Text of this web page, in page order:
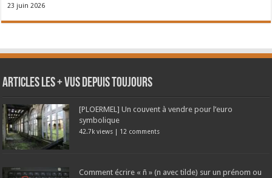
23 juin 2026
Articles les + vus depuis toujours
[PLOERMEL] Un couvent à vendre pour l’euro
symbolique
42.7k views | 12 comments
Comment écrire « ñ » (n avec tilde) sur un prénom ou